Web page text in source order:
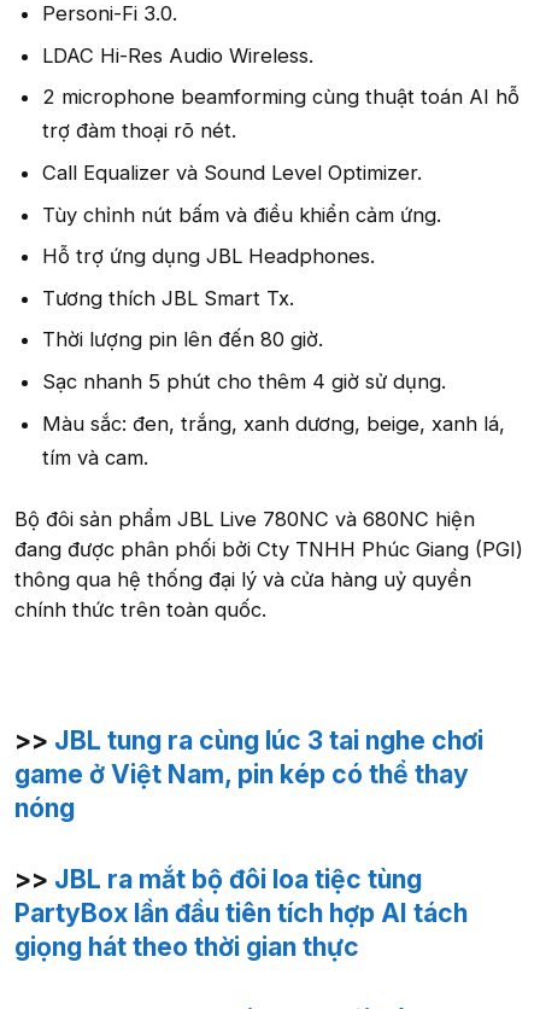
Personi-Fi 3.0.
LDAC Hi-Res Audio Wireless.
2 microphone beamforming cùng thuật toán AI hỗ
trợ đàm thoại rõ nét.
Call Equalizer và Sound Level Optimizer.
Tùy chỉnh nút bấm và điều khiển cảm ứng.
Hỗ trợ ứng dụng JBL Headphones.
Tương thích JBL Smart Tx.
Thời lượng pin lên đến 80 giờ.
Sạc nhanh 5 phút cho thêm 4 giờ sử dụng.
Màu sắc: đen, trắng, xanh dương, beige, xanh lá,
tím và cam.
Bộ đôi sản phẩm JBL Live 780NC và 680NC hiện
đang được phân phối bởi Cty TNHH Phúc Giang (PGI)
thông qua hệ thống đại lý và cửa hàng uỷ quyền
chính thức trên toàn quốc.
>> JBL tung ra cùng lúc 3 tai nghe chơi
game ở Việt Nam, pin kép có thể thay
nóng
>> JBL ra mắt bộ đôi loa tiệc tùng
PartyBox lần đầu tiên tích hợp AI tách
giọng hát theo thời gian thực